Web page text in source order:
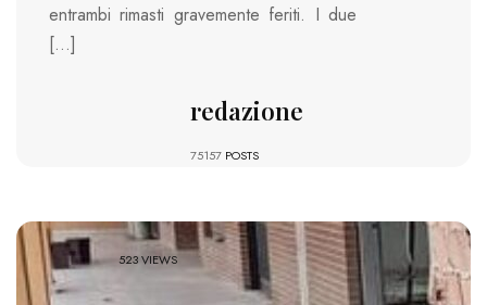
entrambi rimasti gravemente feriti. I due
[…]
redazione
75157 POSTS
523 VIEWS